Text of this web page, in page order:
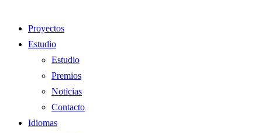
Proyectos
Estudio
Estudio
Premios
Noticias
Contacto
Idiomas